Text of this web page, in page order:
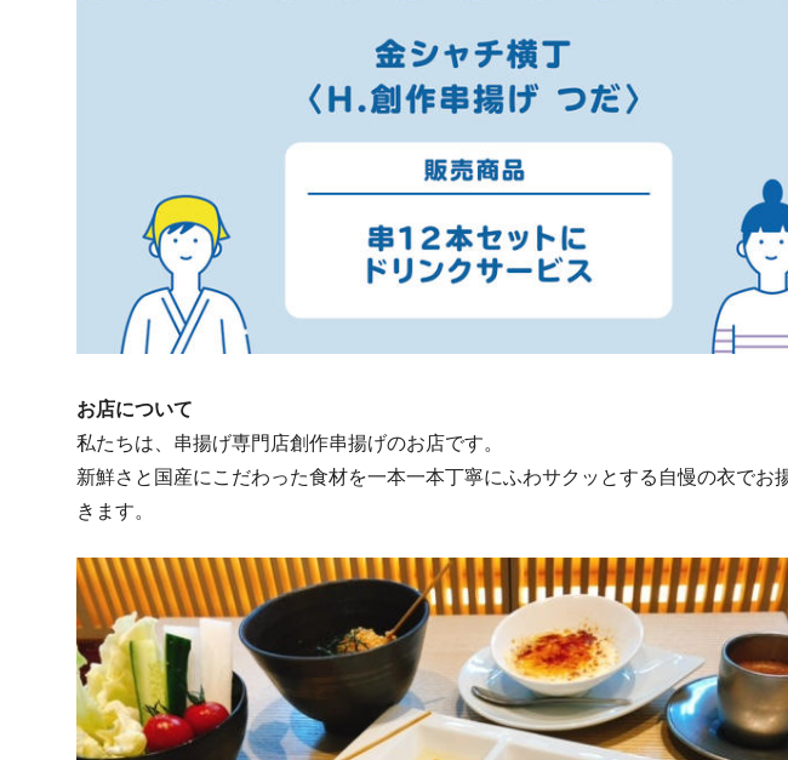
お店について
私たちは、串揚げ専門店創作串揚げのお店です。
新鮮さと国産にこだわった食材を一本一本丁寧にふわサクッとする自慢の衣でお
きます。